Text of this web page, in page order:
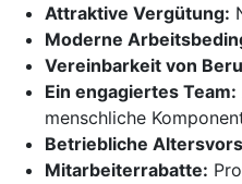
Attraktive Vergütung:
Moderne
Vereinbarkeit von
Ein engagiertes Team:
menschliche
Betriebliche
Mitarbeiterrabatte: